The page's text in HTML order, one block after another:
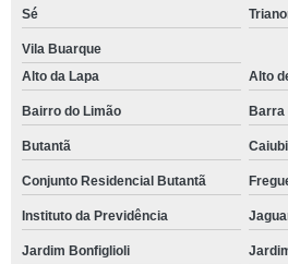
Sé
Vila Buarque
Alto da Lapa
Alto
Bairro do Limão Barra
Butantã Caiubi
Conjunto Residencial Butantã
Instituto da Previdência
Jardim Bonfiglioli